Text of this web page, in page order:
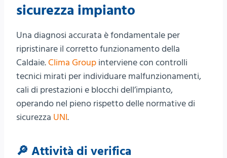
sicurezza impianto
Una diagnosi accurata è fondamentale per
ripristinare il corretto funzionamento della
Caldaie.Clima Group interviene con controlli
tecnici mirati per individuare malfunzionamenti,
cali di prestazioni e blocchi dell’impianto,
operando nel pieno rispetto delle normative di
sicurezza UNI.
🔎 Attività di verifica